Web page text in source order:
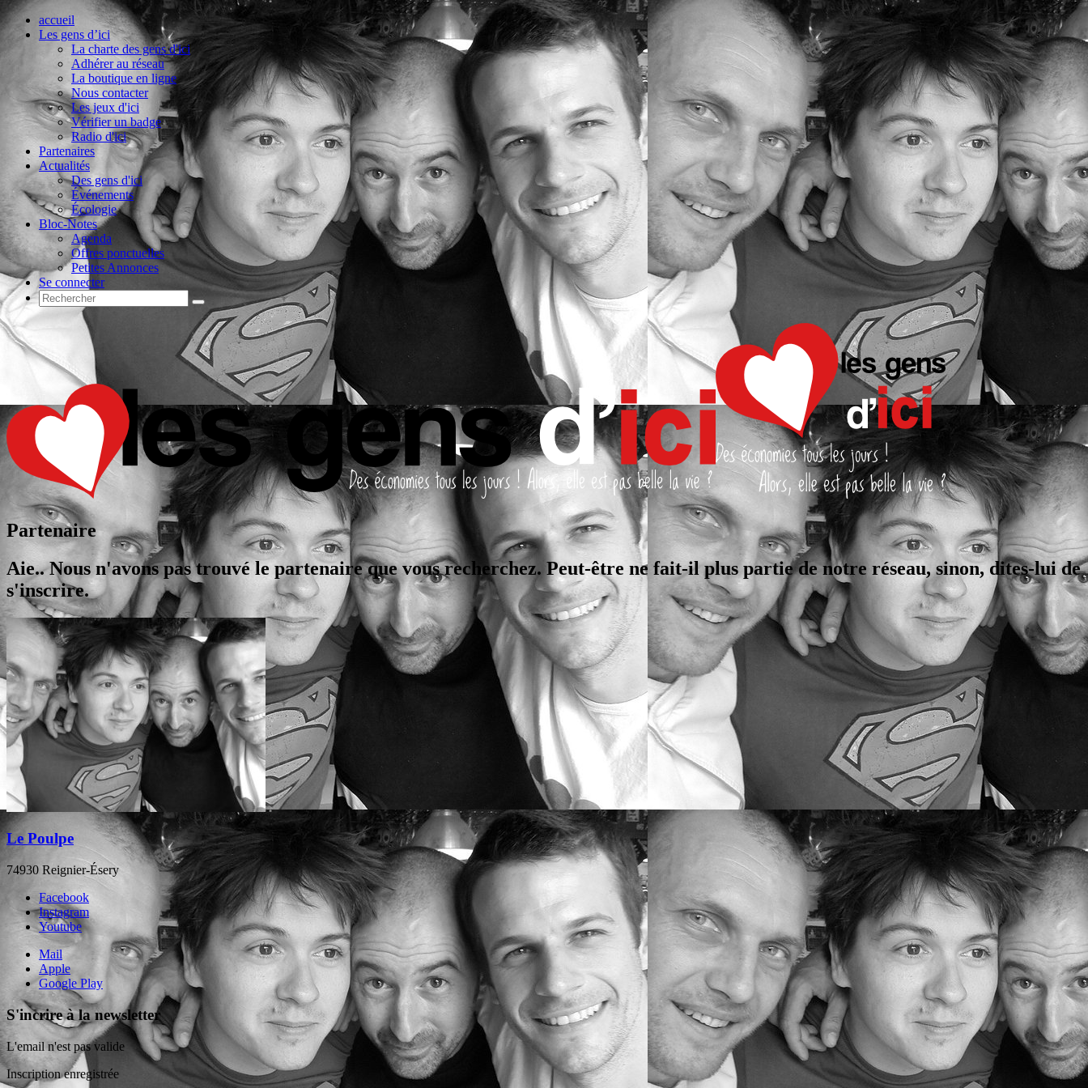
accueil
Les gens d’ici
La charte des gens d'ici
Adhérer au réseau
La boutique en ligne
Nous contacter
Les jeux d'ici
Vérifier un badge
Radio d'ici
Partenaires
Actualités
Des gens d'ici
Événements
Écologie
Bloc-Notes
Agenda
Offres ponctuelles
Petites Annonces
Se connecter
Partenaire
Aie.. Nous n'avons pas trouvé le partenaire que vous recherchez. Peut-être ne fait-il plus partie de notre réseau, sinon, dites-lui de
s'inscrire.
Le Poulpe
74930 Reignier-Ésery
Facebook
Instagram
Youtube
Mail
Apple
Google Play
S'incrire à la newsletter
L'email n'est pas valide
Inscription enregistrée